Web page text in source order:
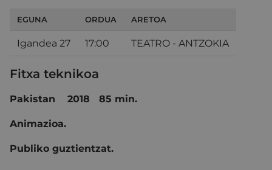
EGUNA ORDUA ARETOA
Igandea 27 17:00 TEATRO - ANTZOKIA
Fitxa teknikoa
Pakistan 2018 85 min.
Animazioa.
Publiko guztientzat.